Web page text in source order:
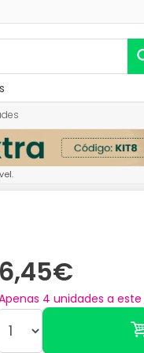
6,45€
4 unidades a